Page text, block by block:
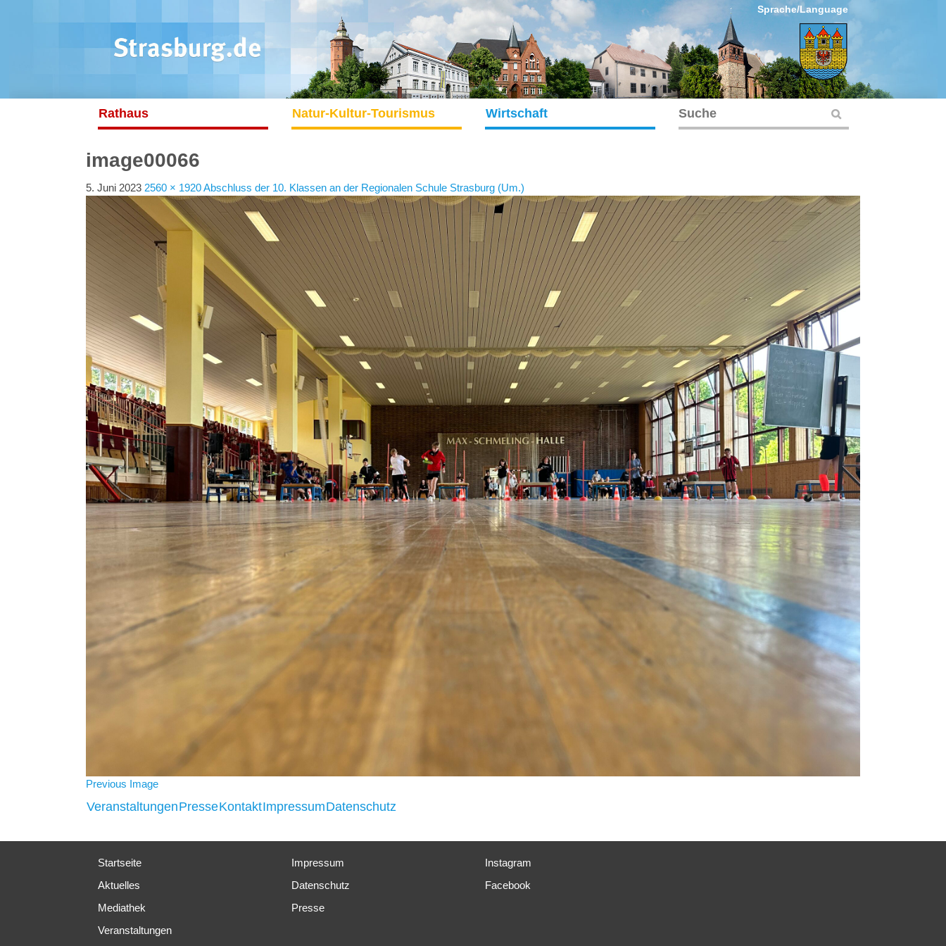
Sprache/Language
Rathaus Natur-Kultur-Tourismus Wirtschaft
image00066
5. Juni 2023 2560 × 1920Abschluss der 10. Klassen an der Regionalen Schule Strasburg (Um.)
Previous Image
VeranstaltungenPresseKontaktImpressumDatenschutz
Startseite
Aktuelles
Mediathek
Veranstaltungen
Impressum
Datenschutz
Presse
Instagram
Facebook